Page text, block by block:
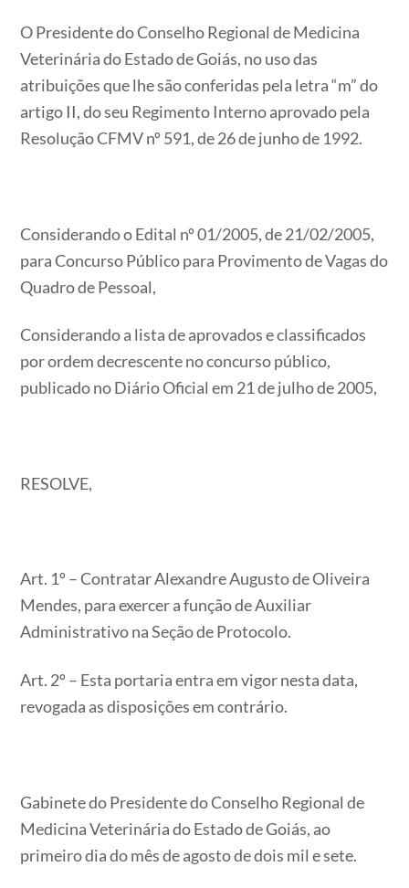
O Presidente do Conselho Regional de Medicina
Veterinária do Estado de Goiás, no uso das
atribuições que lhe são conferidas pela letra “m” do
artigo II, do seu Regimento Interno aprovado pela
Resolução CFMV nº 591, de 26 de junho de 1992.
Considerando o Edital nº 01/2005, de 21/02/2005,
para Concurso Público para Provimento de Vagas do
Quadro de Pessoal,
Considerando a lista de aprovados e classificados
por ordem decrescente no concurso público,
publicado no Diário Oficial em 21 de julho de 2005,
RESOLVE,
Art. 1º – Contratar Alexandre Augusto de Oliveira
Mendes, para exercer a função de Auxiliar
Administrativo na Seção de Protocolo.
Art. 2º – Esta portaria entra em vigor nesta data,
revogada as disposições em contrário.
Gabinete do Presidente do Conselho Regional de
Medicina Veterinária do Estado de Goiás, ao
primeiro dia do mês de agosto de dois mil e sete.